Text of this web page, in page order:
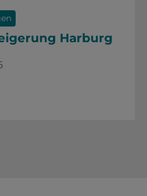
Harburg